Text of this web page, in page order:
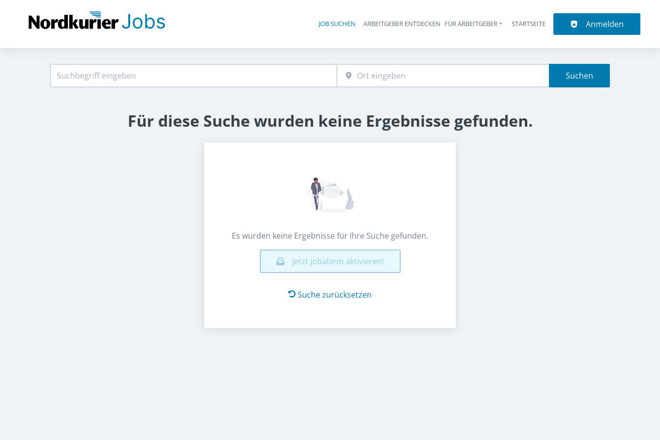
Haupt-Navigation
JOB SUCHEN ARBEITGEBER ENTDECKEN FÜR ARBEITGEBER STARTSEITE Anmelden
Suchen
Für diese Suche wurden keine Ergebnisse gefunden.
Es wurden keine Ergebnisse für Ihre Suche gefunden.
Jetzt Jobalarm aktivieren!
Suche zurücksetzen